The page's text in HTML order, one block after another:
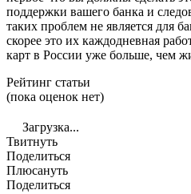
поддержки вашего банка и
таких проблем не является для
скорее это их каждодневная
карт в России уже больше, чем
Рейтинг статьи
(пока оценок нет)
Загрузка...
Твитнуть
Поделиться
Плюсануть
Поделиться